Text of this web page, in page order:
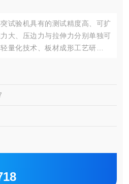
试验机具有的测试精度高、可扩
大、压边力与拉伸力分别单独可
量化技术、板材成形工艺研究、
平台实验后，可得出*设计参数，
标准。